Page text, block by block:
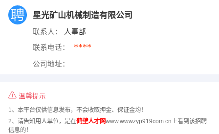
星光矿山机械制造有限公司
联系人： 人事部
联系电话： ****
公司地址：
温馨提示
1、本平台仅供信息发布，不会收取押金、保证金均！
2、请告知用人单位，是在鹤壁人才网www.wwwzyp919com.cn上看到该招聘
信息的！